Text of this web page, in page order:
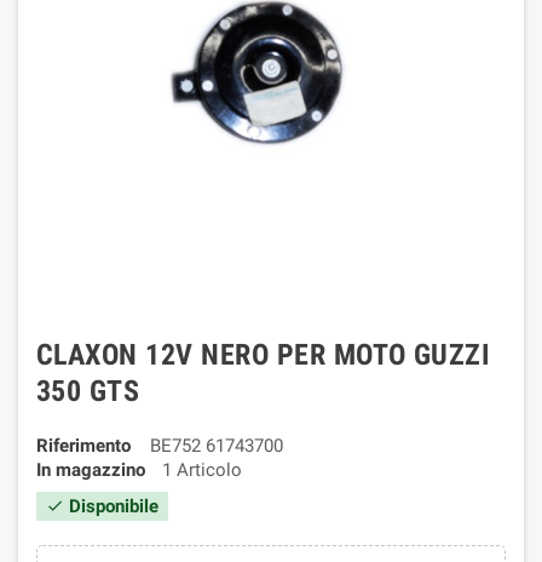
CLAXON 12V NERO PER MOTO GUZZI
350 GTS
Riferimento
BE752 61743700
In magazzino
1 Articolo
check Disponibile